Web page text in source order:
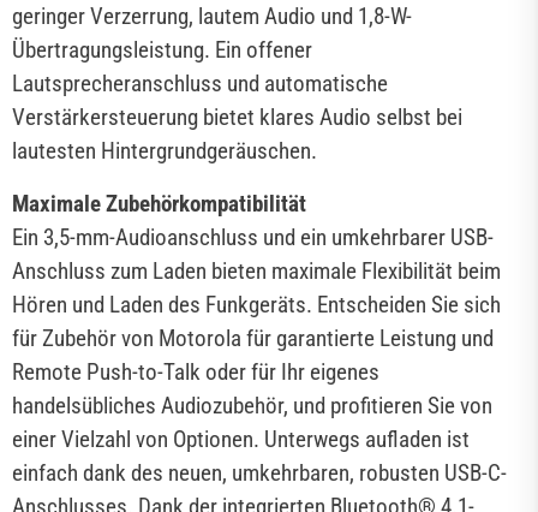
geringer Verzerrung, lautem Audio und 1,8-W-
Übertragungsleistung. Ein offener
Lautsprecheranschluss und automatische
Verstärkersteuerung bietet klares Audio selbst bei
lautesten Hintergrundgeräuschen.
Maximale Zubehörkompatibilität
Ein 3,5-mm-Audioanschluss und ein umkehrbarer USB-
Anschluss zum Laden bieten maximale Flexibilität beim
Hören und Laden des Funkgeräts. Entscheiden Sie sich
für Zubehör von Motorola für garantierte Leistung und
Remote Push-to-Talk oder für Ihr eigenes
handelsübliches Audiozubehör, und profitieren Sie von
einer Vielzahl von Optionen. Unterwegs aufladen ist
einfach dank des neuen, umkehrbaren, robusten USB-C-
Anschlusses. Dank der integrierten Bluetooth® 4.1-